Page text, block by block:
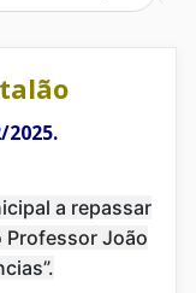
2025.
a repassar
João